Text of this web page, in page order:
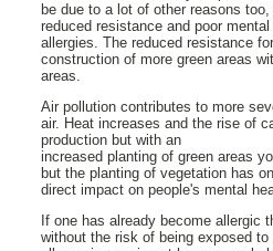
be due to a lot of other reasons
reduced resistance and poor
allergies. The reduced resistance
construction of more green areas
areas.
Air pollution contributes to more
air. Heat increases and the rise of
production but with an
increased planting of green areas
but the planting of vegetation has
direct impact on people's mental
If one has already become allergic
without the risk of being exposed